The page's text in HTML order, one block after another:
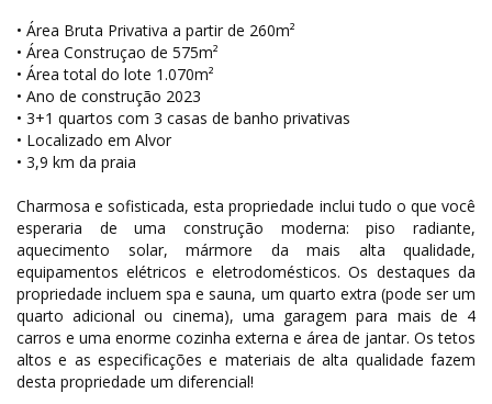
• Área Bruta Privativa a partir de 260m²
• Área Construçao de 575m²
• Área total do lote 1.070m²
• Ano de construção 2023
• 3+1 quartos com 3 casas de banho privativas
• Localizado em Alvor
• 3,9 km da praia
Charmosa e sofisticada, esta propriedade inclui tudo o que você
esperaria de uma construção moderna: piso radiante,
aquecimento solar, mármore da mais alta qualidade,
equipamentos elétricos e eletrodomésticos. Os destaques da
propriedade incluem spa e sauna, um quarto extra (pode ser um
quarto adicional ou cinema), uma garagem para mais de 4
carros e uma enorme cozinha externa e área de jantar. Os tetos
altos e as especificações e materiais de alta qualidade fazem
desta propriedade um diferencial!